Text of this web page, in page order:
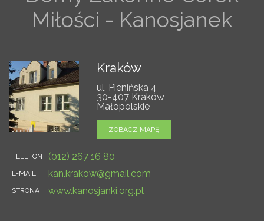
Miłości - Kanosjanek
Kraków
ul. Pienińska 4
30-407 Kraków
Małopolskie
ZOBACZ MAPĘ
TELEFON (012) 267 16 80
E-MAIL kan.krakow@gmail.com
STRONA www.kanosjanki.org.pl